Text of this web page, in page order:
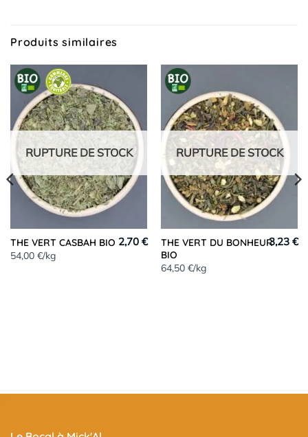
Produits similaires
RUPTURE DE STOCK
THE VERT CASBAH BIO
54,00 €/kg
2,70 €
RUPTURE DE STOCK
THE VERT DU BONHEUR
BIO
64,50 €/kg
3,23 €